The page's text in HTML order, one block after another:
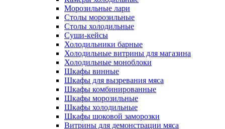
Морозильные лари
Столы морозильные
Столы холодильные
Суши-кейсы
Холодильники барные
Холодильные витрины для магазина
Холодильные моноблоки
Шкафы винные
Шкафы для вызревания мяса
Шкафы комбинированные
Шкафы морозильные
Шкафы холодильные
Шкафы шоковой заморозки
Витрины для демонстрации мяса